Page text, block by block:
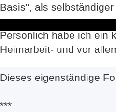
Basis", als
Persönlich habe ich ein
Heimarbeit- und vor
Dieses eigenständige
***